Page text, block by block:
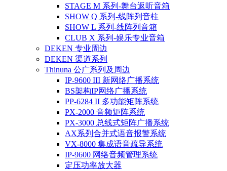
STAGE M 系列-舞台返听音箱
SHOW Q 系列-线阵列音柱
SHOW L 系列-线阵列音箱
CLUB X 系列-娱乐专业音箱
DEKEN 专业周边
DEKEN 渠道系列
Thinuna 公广系列及周边
IP-9600 III 新网络广播系统
BS架构IP网络广播系统
PP-6284 II 多功能矩阵系统
PX-2000 音频矩阵系统
PX-3000 总线式矩阵广播系统
AX系列合并式语音报警系统
VX-8000 集成语音疏导系统
IP-9600 网络音频管理系统
定压功率放大器